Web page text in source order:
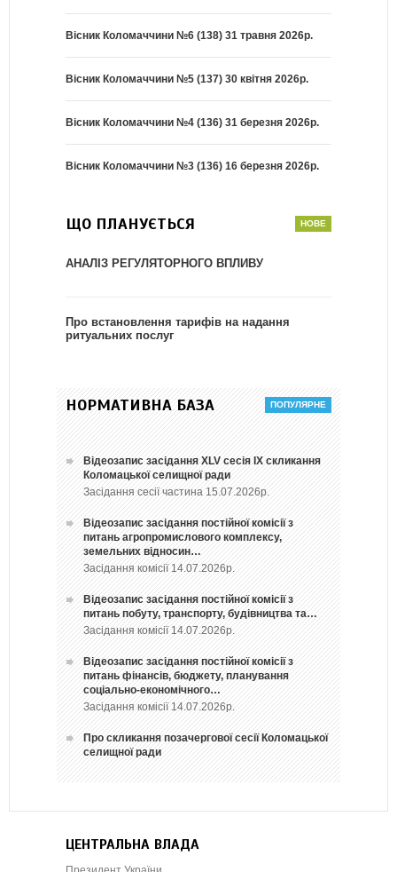
Вісник Коломаччини №6 (138) 31 травня 2026р.
Вісник Коломаччини №5 (137) 30 квітня 2026р.
Вісник Коломаччини №4 (136) 31 березня 2026р.
Вісник Коломаччини №3 (136) 16 березня 2026р.
ЩО ПЛАНУЄТЬСЯ
АНАЛІЗ РЕГУЛЯТОРНОГО ВПЛИВУ
Про встановлення тарифів на надання
ритуальних послуг
НОРМАТИВНА БАЗА
Відеозапис засідання ХLV сесія ІХ скликання
Коломацької селищної ради
Засідання сесії частина 15.07.2026р.
Відеозапис засідання постійної комісії з
питань агропромислового комплексу,
земельних відносин…
Засідання комісії 14.07.2026р.
Відеозапис засідання постійної комісії з
питань побуту, транспорту, будівництва та…
Засідання комісії 14.07.2026р.
Відеозапис засідання постійної комісії з
питань фінансів, бюджету, планування
соціально-економічного…
Засідання комісії 14.07.2026р.
Про скликання позачергової сесії Коломацької
селищної ради
ЦЕНТРАЛЬНА ВЛАДА